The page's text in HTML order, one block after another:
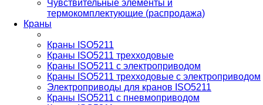
Чувствительные элементы и
термокомплектующие (распродажа)
Краны
Краны ISO5211
Краны ISO5211 трехходовые
Краны ISO5211 с электроприводом
Краны ISO5211 трехходовые с электроприводом
Электроприводы для кранов ISO5211
Краны ISO5211 с пневмоприводом